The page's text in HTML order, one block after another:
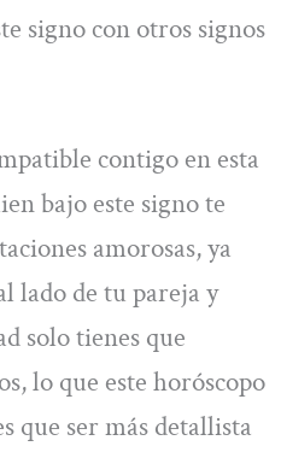
signo con otros signos
contigo en esta
bajo este signo te
amorosas, ya
lado de tu pareja y
solo tienes que
lo que este horóscopo
que ser más detallista